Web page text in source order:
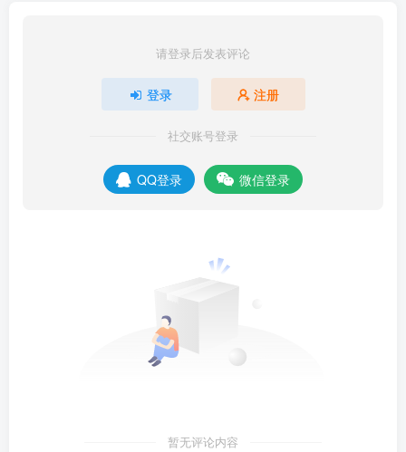
请登录后发表评论
登录 注册
社交账号登录
QQ登录 微信登录
暂无评论内容